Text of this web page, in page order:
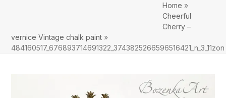
Home »
Cheerful
Cherry –
vernice Vintage chalk paint »
484160517_676893714691322_3743825266596516421_n_3_11zon